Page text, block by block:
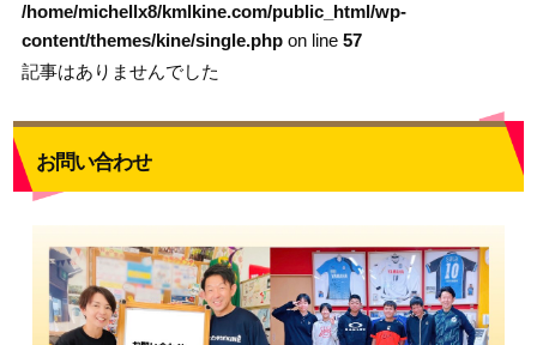
/home/michellx8/kmlkine.com/public_html/wp-
content/themes/kine/single.phpon line 57
記事はありませんでした
お問い合わせ